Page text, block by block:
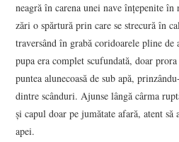
neagră în carena unei nave înțepenite
zări o spărtură prin care se strecură în
traversând în grabă coridoarele pline de
pupa era complet scufundată, doar
puntea alunecoasă de sub apă,
dintre scânduri. Ajunse lângă cârma
și capul doar pe jumătate afară, atent să
apei.